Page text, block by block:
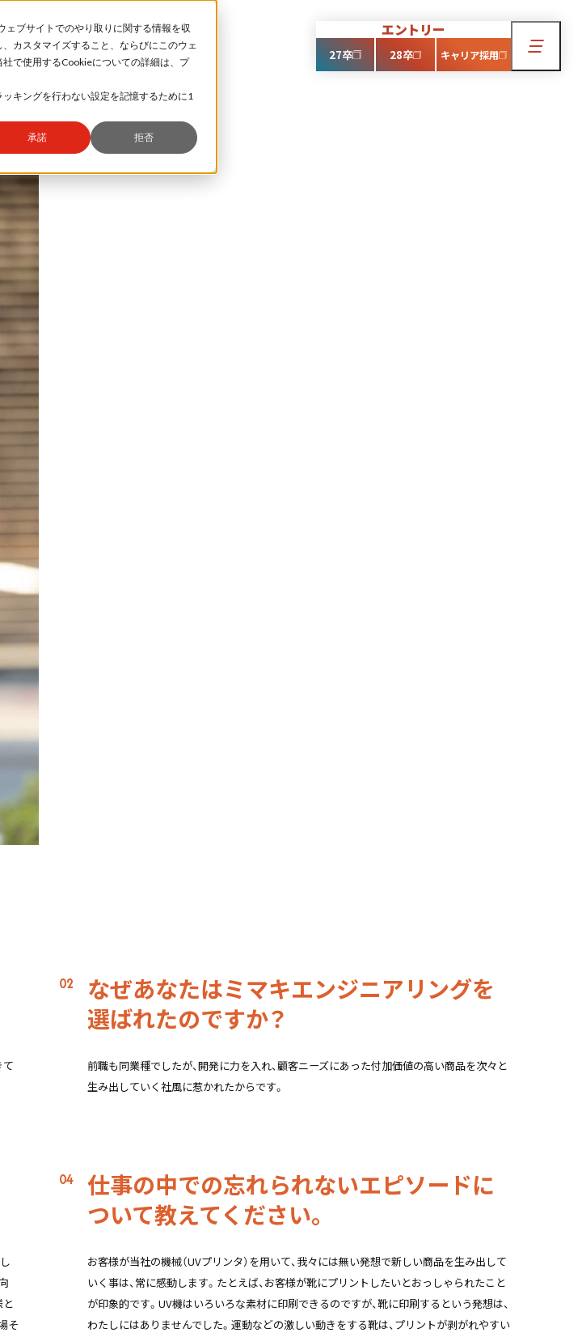
ブサイトでのやり取りに関する情報を収
カスタマイズすること、ならびにこのウェ
で使用するCookieについての詳細は、プ
キングを行わない設定を記憶するために1
承諾 拒否
メッセージ ミマキとは
キの仕事
世界拠点
きやすさ
ミマキで働く、長野で暮らす
ンタビュー
インターンシップ
エントリー
27卒 28卒 キャリア採用
て
なぜあなたはミマキエンジニアリングを
選ばれたのですか？
前職も同業種でしたが、開発に力を入れ、顧客ニーズにあった付加価値の高い商品を次々と
生み出していく社風に惹かれたからです。
と
そ
仕事の中での忘れられないエピソードに
ついて教えてください。
お客様が当社の機械（UVプリンタ）を用いて、我々には無い発想で新しい商品を生み出して
いく事は、常に感動します。たとえば、お客様が靴にプリントしたいとおっしゃられたこと
が印象的です。UV機はいろいろな素材に印刷できるのですが、靴に印刷するという発想は、
わたしにはありませんでした。運動などの激しい動きをする靴は、プリントが剥がれやすい